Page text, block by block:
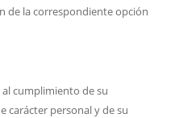
de la correspondiente opción
cumplimiento de su
carácter personal y de su